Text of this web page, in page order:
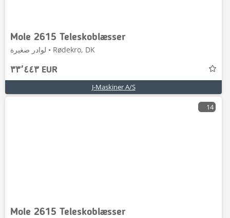
Mole 2615 Teleskoblæsser
لوادر صغيرة • Rødekro, DK
٣٣٬٤٤٣ EUR
J-Maskiner A/S
14
Mole 2615 Teleskoblæsser